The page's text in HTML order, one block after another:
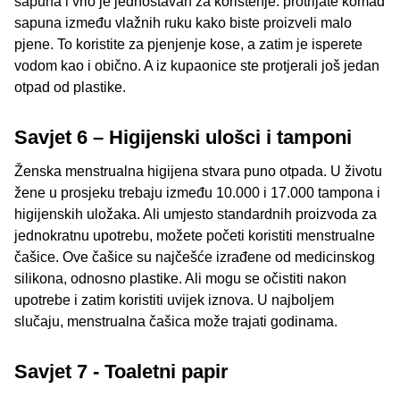
sapuna između vlažnih ruku kako biste proizveli malo
pjene. To koristite za pjenjenje kose, a zatim je isperete
vodom kao i obično. A iz kupaonice ste protjerali još jedan
otpad od plastike.
Savjet 6 – Higijenski ulošci i tamponi
Ženska menstrualna higijena stvara puno otpada. U životu
žene u prosjeku trebaju između 10.000 i 17.000 tampona i
higijenskih uložaka. Ali umjesto standardnih proizvoda za
jednokratnu upotrebu, možete početi koristiti menstrualne
čašice. Ove čašice su najčešće izrađene od medicinskog
silikona, odnosno plastike. Ali mogu se očistiti nakon
upotrebe i zatim koristiti uvijek iznova. U najboljem
slučaju, menstrualna čašica može trajati godinama.
Savjet 7 - Toaletni papir